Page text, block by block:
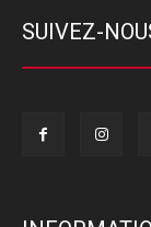
SUIVEZ-